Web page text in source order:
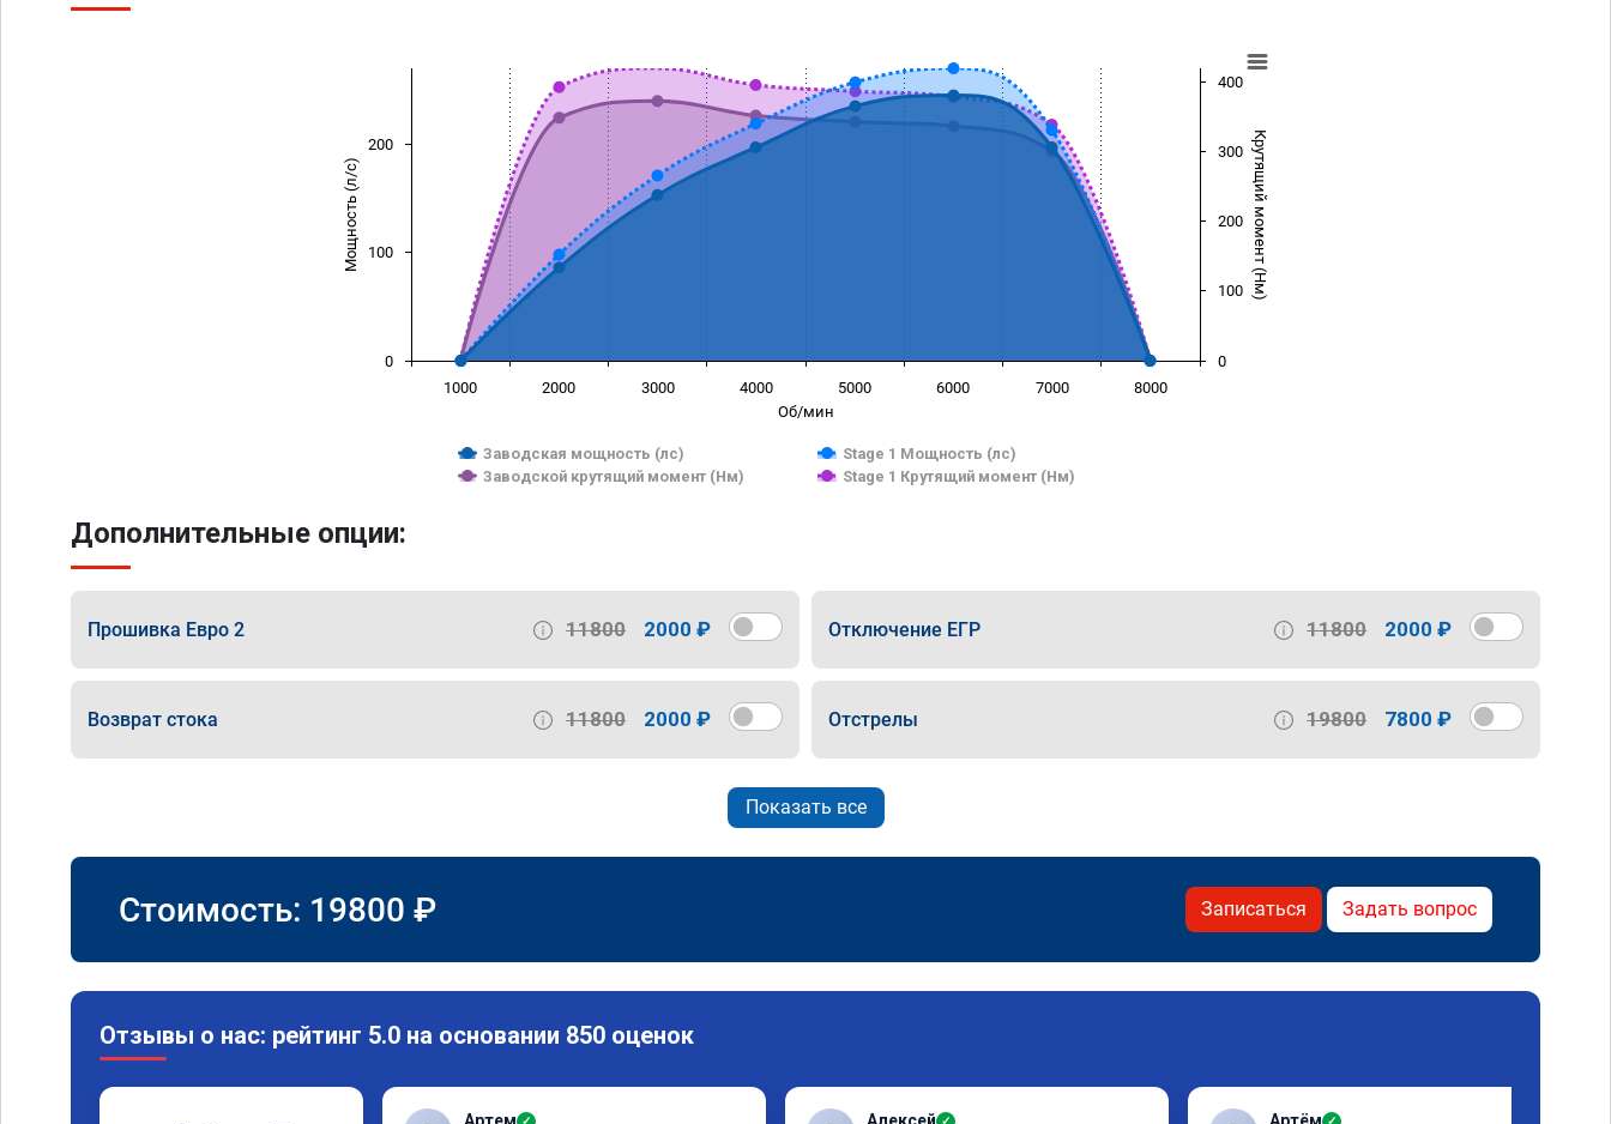
Об/мин
Мощность (л/с) Крутящий момент (Нм)
Заводская мощность (лс)
Stage 1 Мощность (лс)
Заводской крутящий момент (Нм)
Stage 1 Крутящий момент (Нм)
1000 2000 3000 4000 5000 6000 7000 8000
0
100
200
0
100
200
300
400
Дополнительные опции:
Прошивка Евро 2 11800 2000 ₽ Отключение ЕГР 11800 2000 ₽
Возврат стока 11800 2000 ₽ Отстрелы 19800 7800 ₽
Показать все
Стоимость: 19800 ₽ Записаться Задать вопрос
Отзывы о нас: рейтинг 5.0 на основании 850 оценок
✓ ✓ ✓